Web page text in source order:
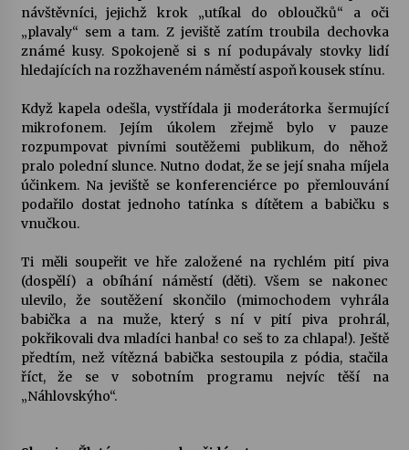
návštěvníci, jejichž krok „utíkal do obloučků“ a oči
„plavaly“ sem a tam. Z jeviště zatím troubila dechovka
známé kusy. Spokojeně si s ní podupávaly stovky lidí
hledajících na rozžhaveném náměstí aspoň kousek stínu.
Když kapela odešla, vystřídala ji moderátorka šermující
mikrofonem. Jejím úkolem zřejmě bylo v pauze
rozpumpovat pivními soutěžemi publikum, do něhož
pralo polední slunce. Nutno dodat, že se její snaha míjela
účinkem. Na jeviště se konferenciérce po přemlouvání
podařilo dostat jednoho tatínka s dítětem a babičku s
vnučkou.
Ti měli soupeřit ve hře založené na rychlém pití piva
(dospělí) a obíhání náměstí (děti). Všem se nakonec
ulevilo, že soutěžení skončilo (mimochodem vyhrála
babička a na muže, který s ní v pití piva prohrál,
pokřikovali dva mladíci hanba! co seš to za chlapa!). Ještě
předtím, než vítězná babička sestoupila z pódia, stačila
říct, že se v sobotním programu nejvíc těší na
„Náhlovskýho“.